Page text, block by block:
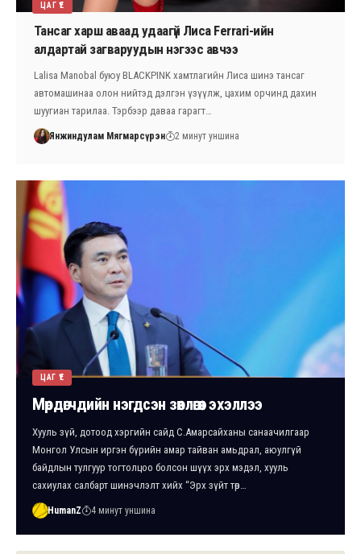
ЦАГ ҮЕ
Тансаг харш аваад удаагүй Лиса Ferrari-ийн
алдартай загваруудын нэгээс авчээ
Lalisa Manobal буюу BLACKPINK хамтлагийн Лиса шинэ тансаг
автомашинаа олон нийтэд дэлгэн үзүүлж, цахим орчинд дахин
шуугиан тарилаа. Тэрбээр даваа гарагт…
Янжиндулам Мягмарсүрэн 2 минут уншина
ЦАГ ҮЕ
Мөрдөгчдийн нэгдсэн зөвлөгөөн эхэллээ
Хууль зүй, дотоод хэргийн сайд С.Амарсайханы санаачилгаар
Монгол Улсын иргэн бүрийн амар тайван амьдрал, аюулгүй
байдлын тулгуур тогтолцоо болсон шүүх эрх мэдэл, хууль
сахиулах салбарт шинэчлэлт хийх “Эрх зүйт төр…
HumanZ 4 минут уншина